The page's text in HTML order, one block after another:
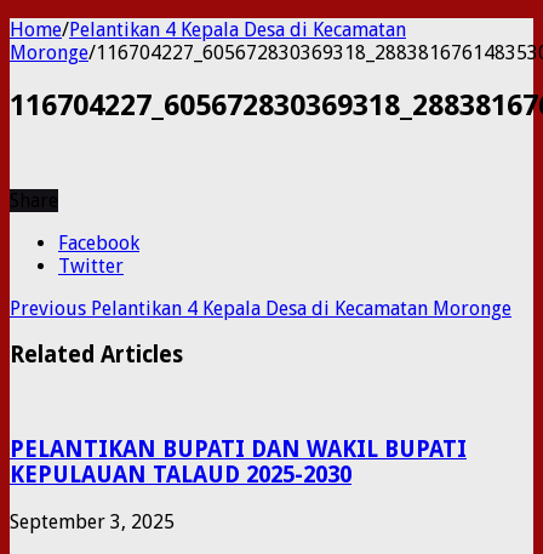
Home/Pelantikan 4 Kepala Desa di Kecamatan
Moronge/
Facebook
Twitter
Previous Pelantikan 4 Kepala Desa di Kecamatan Moronge
Related Articles
PELANTIKAN BUPATI DAN WAKIL BUPATI
KEPULAUAN TALAUD 2025-2030
September 3, 2025